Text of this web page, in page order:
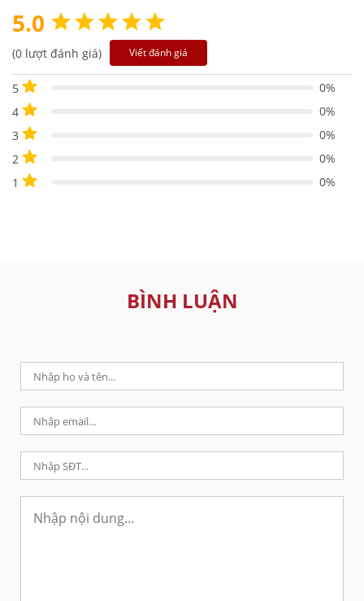
5.0
(0 lượt đánh giá) Viết đánh giá
5
0%
4
0%
3
0%
2
0%
1
0%
BÌNH LUẬN